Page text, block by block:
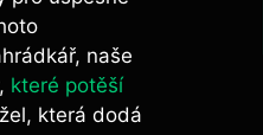
naše
které potěší
která dodá